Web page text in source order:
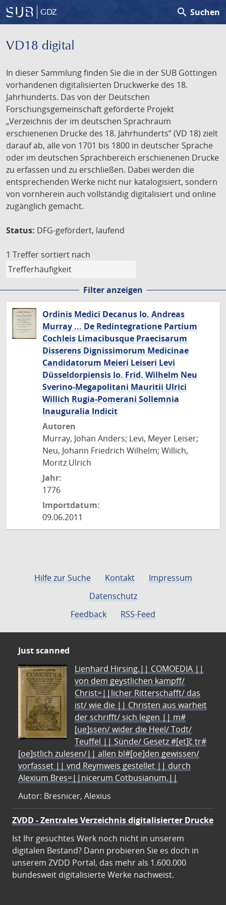
GDZ search Suchen
VD18 digital
In dieser Sammlung finden Sie die in der SUB Göttingen
vorhandenen digitalisierten Druckwerke des 18.
Jahrhunderts. Das von der Deutschen
Forschungsgemeinschaft geförderte Projekt
„Verzeichnis der im deutschen Sprachraum
erschienenen Drucke des 18. Jahrhunderts” (VD 18) zielt
darauf ab, alle von 1701 bis 1800 in deutscher Sprache
oder im deutschen Sprachbereich erschienenen Drucke
zu erfassen und zu erschließen. Dabei werden die
entsprechenden Werke nicht nur katalogisiert, sondern
von vornherein auch vollständig digitalisiert und online
zugänglich gemacht.
Status: DFG-gefördert, laufend
1 Treffer sortiert nach
Filter anzeigen
Ordinis Medici Decanus Io. Andreas
Murray ... De Redintegratione Partium
Cochleis Limacibusque Praecisarum
Disserens Dignissimorum Medicinae
Candidatorum Meieri Leiseri Levi
Düsseldorpiensis Io. Frid. Wilhelm Neu
Sverino-Megapolitani Mauritii Ulrici
Willich Rugia-Pomerani Sollemnia
Inauguralia Indicit
Autoren
Murray, Johan Anders; Levi, Meyer Leiser;
Neu, Johann Friedrich Wilhelm; Willich,
Moritz Ulrich
Jahr:
1776
Importdatum:
09.06.2011
Hilfe zur Suche Kontakt
Impressum
Datenschutz
Feedback
RSS-Feed
Just scanned
Lienhard Hirsing.|| COMOEDIA ||
von dem geystlichen kampff/
Christ=||licher Ritterschafft/ das
ist/ wie die || Christen aus warheit
der schrifft/ sich legen || m#
[ue]ssen/ wider die Heel/ Todt/
Teuffel || Sünde/ Gesetz #[et]c̃ tr#
[oe]stlich zulesen/|| allen bl#[oe]den gewissen/
vorfasset || vnd Reymweis gestellet || durch
Alexium Bres=||nicerum Cotbusianum.||
Autor: Bresnicer, Alexius
ZVDD - Zentrales Verzeichnis digitalisierter Drucke
Ist Ihr gesuchtes Werk noch nicht in unserem
digitalen Bestand? Dann probieren Sie es doch in
unserem ZVDD Portal, das mehr als 1.600.000
bundesweit digitalisierte Werke nachweist.